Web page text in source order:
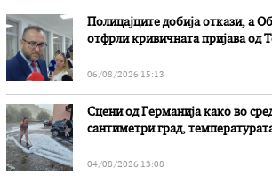
Полицајците добија откази, а
отфрли кривичната пријава од
06/08/2026 15:13
Сцени од Германија како во
сантиметри град,
04/08/2026 13:08